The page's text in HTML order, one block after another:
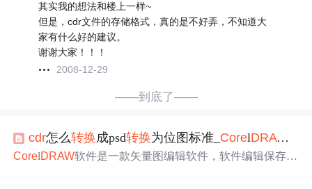
其实我的想法和楼上一样~
但是，cdr文件的存储格式，真的是不好弄，不知道大
家有什么好的建议。
谢谢大家！！！
2008-12-29
——到底了——
cdr怎么转换成psd转换为位图标准_ CorelDRAW
CorelDRAW软件是一款矢量图编辑软件，软件编辑保存的